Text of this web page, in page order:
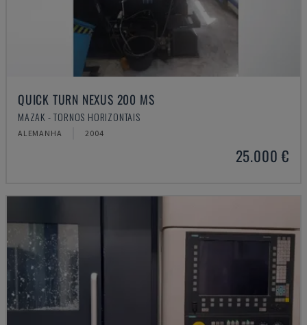
QUICK TURN NEXUS 200 MS
MAZAK - TORNOS HORIZONTAIS
ALEMANHA 2004
25.000 €